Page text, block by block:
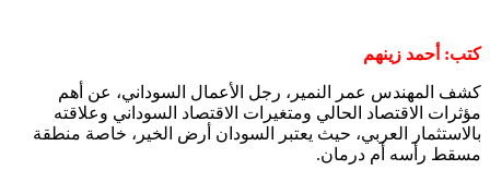
كتب: أحمد زينهم
كشف المهندس عمر النمير، رجل الأعمال السوداني، عن أهم
مؤثرات الاقتصاد الحالي ومتغيرات الاقتصاد السوداني وعلاقته
بالاستثمار العربي، حيث يعتبر السودان أرض الخير، خاصة منطقة
مسقط رأسه أم درمان.